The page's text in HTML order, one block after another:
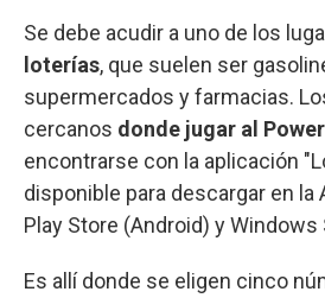
Se debe acudir a uno de los
loterías, que suelen ser
supermercados y farmacias.
cercanos donde jugar al
encontrarse con la aplicación
disponible para descargar en la
Play Store (Android) y Windows
Es allí donde se eligen cinco